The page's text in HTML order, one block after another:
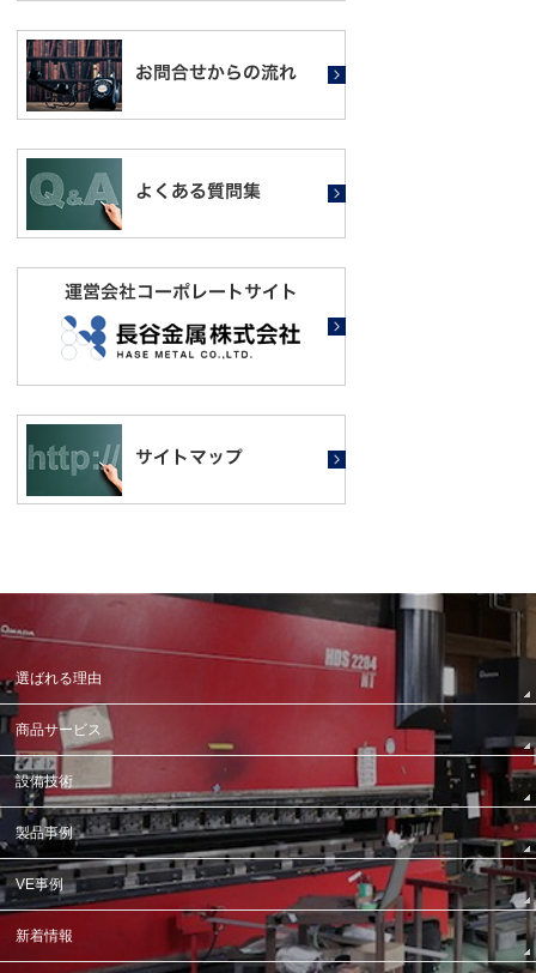
選ばれる理由
商品サービス
設備技術
製品事例
VE事例
新着情報